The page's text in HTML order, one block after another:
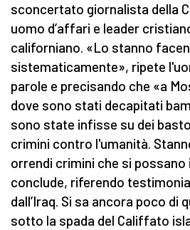
sconcertato giornalista della
uomo d’affari e leader
californiano. «Lo stanno
sistematicamente», ripete
parole e precisando che «a
dove sono stati decapitati
sono state infisse su dei
crimini contro l'umanità.
orrendi crimini che si possano
conclude, riferendo
dall’Iraq. Si sa ancora poco di
sotto la spada del Califfato